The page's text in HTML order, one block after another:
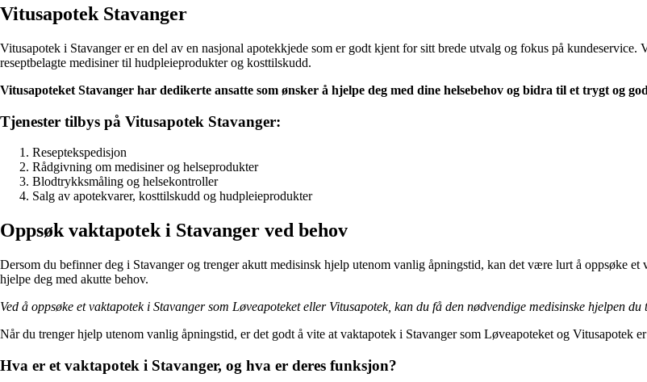
Vitusapotek Stavanger
Vitusapotek i Stavanger er en del av en nasjonal apotekkjede som er godt kjent for sitt brede utvalg og fokus på
reseptbelagte medisiner til hudpleieprodukter og kosttilskudd.
Vitusapoteket Stavanger har dedikerte ansatte som ønsker å hjelpe deg med dine helsebehov og bidra til et trygt og
Tjenester tilbys på Vitusapotek Stavanger:
Reseptekspedisjon
Rådgivning om medisiner og helseprodukter
Blodtrykksmåling og helsekontroller
Salg av apotekvarer, kosttilskudd og hudpleieprodukter
Oppsøk vaktapotek i Stavanger ved behov
Dersom du befinner deg i Stavanger og trenger akutt medisinsk hjelp utenom vanlig åpningstid, kan det være lurt å oppsøke
hjelpe deg med akutte behov.
Ved å oppsøke et vaktapotek i Stavanger som Løveapoteket eller Vitusapotek, kan du få den nødvendige medisinske hjelpen
Når du trenger hjelp utenom vanlig åpningstid, er det godt å vite at vaktapotek i Stavanger som Løveapoteket og Vitusapotek
Hva er et vaktapotek i Stavanger, og hva er deres funksjon?